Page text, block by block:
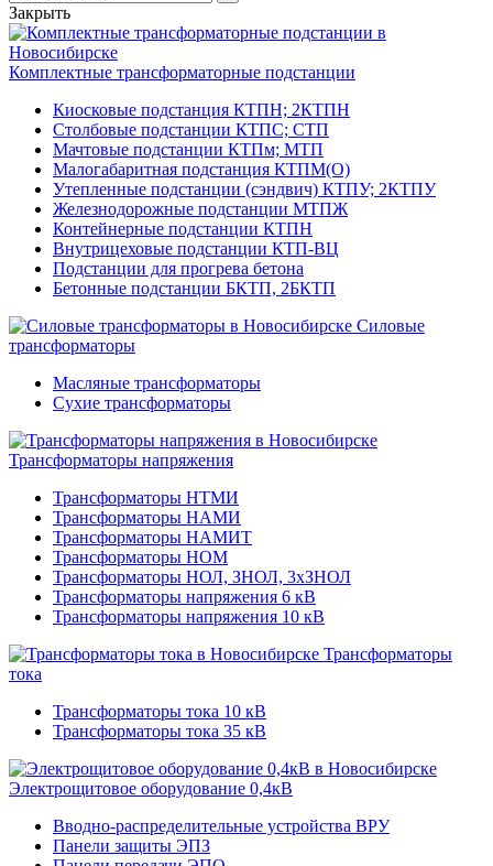
Закрыть
Комплектные трансформаторные подстанции
Киосковые подстанция КТПН; 2КТПН
Столбовые подстанции КТПС; СТП
Мачтовые подстанции КТПм; МТП
Малогабаритная подстанция КТПМ(О)
Утепленные подстанции (сэндвич) КТПУ; 2КТПУ
Железнодорожные подстанции МТПЖ
Контейнерные подстанции КТПН
Внутрицеховые подстанции КТП-ВЦ
Подстанции для прогрева бетона
Бетонные подстанции БКТП, 2БКТП
Силовые
трансформаторы
Масляные трансформаторы
Сухие трансформаторы
Трансформаторы напряжения
Трансформаторы НТМИ
Трансформаторы НАМИ
Трансформаторы НАМИТ
Трансформаторы НОМ
Трансформаторы НОЛ, ЗНОЛ, 3хЗНОЛ
Трансформаторы напряжения 6 кВ
Трансформаторы напряжения 10 кВ
Трансформаторы
тока
Трансформаторы тока 10 кВ
Трансформаторы тока 35 кВ
Электрощитовое оборудование 0,4кВ
Вводно-распределительные устройства ВРУ
Панели защиты ЭПЗ